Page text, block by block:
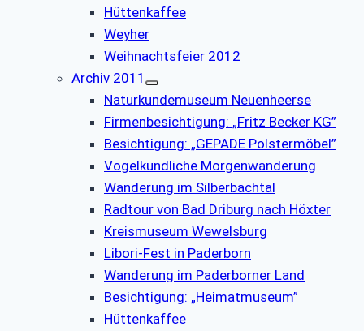
Hüttenkaffee
Weyher
Weihnachtsfeier 2012
Archiv 2011
Naturkundemuseum Neuenheerse
Firmenbesichtigung: „Fritz Becker KG”
Besichtigung: „GEPADE Polstermöbel”
Vogelkundliche Morgenwanderung
Wanderung im Silberbachtal
Radtour von Bad Driburg nach Höxter
Kreismuseum Wewelsburg
Libori-Fest in Paderborn
Wanderung im Paderborner Land
Besichtigung: „Heimatmuseum”
Hüttenkaffee